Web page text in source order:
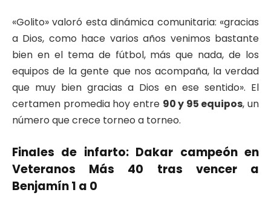
«Golito» valoró esta dinámica comunitaria: «gracias
a Dios, como hace varios años venimos bastante
bien en el tema de fútbol, más que nada, de los
equipos de la gente que nos acompaña, la verdad
que muy bien gracias a Dios en ese sentido». El
certamen promedia hoy entre 90 y 95 equipos, un
número que crece torneo a torneo.
Finales de infarto: Dakar campeón en
Veteranos Más 40 tras vencer a
Benjamín 1 a 0